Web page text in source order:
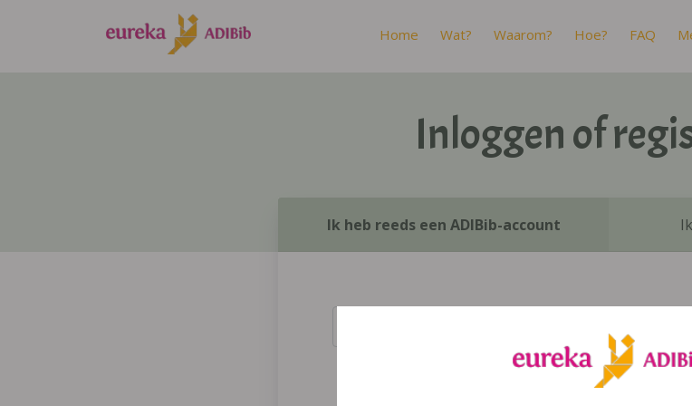
Home Wat? Waarom? Hoe? FAQ
Inloggen of
Ik heb reeds een ADIBib-account
Inloggen